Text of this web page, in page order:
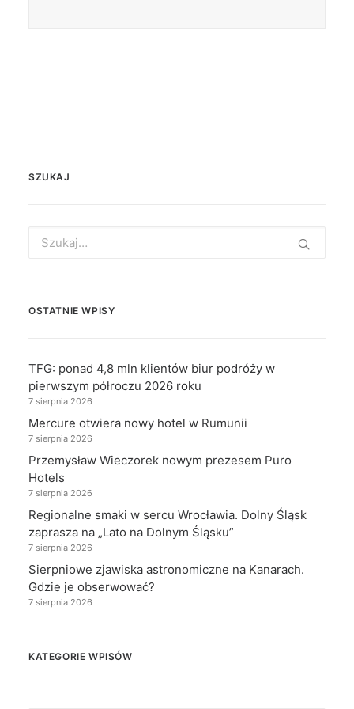
SZUKAJ
for:
OSTATNIE WPISY
TFG: ponad 4,8 mln klientów biur podróży w
pierwszym półroczu 2026 roku
7 sierpnia 2026
Mercure otwiera nowy hotel w Rumunii
7 sierpnia 2026
Przemysław Wieczorek nowym prezesem Puro
Hotels
7 sierpnia 2026
Regionalne smaki w sercu Wrocławia. Dolny Śląsk
zaprasza na „Lato na Dolnym Śląsku”
7 sierpnia 2026
Sierpniowe zjawiska astronomiczne na Kanarach.
Gdzie je obserwować?
7 sierpnia 2026
KATEGORIE WPISÓW